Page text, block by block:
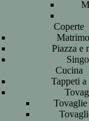
Coperte
Piazza e
Cucina
Tappeti a
Tovaglie